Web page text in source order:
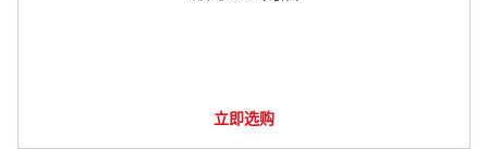
立即选购